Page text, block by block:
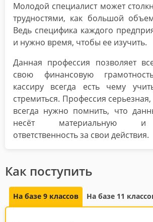
Молодой специалист может
трудностями, как большой
Ведь специфика каждого
и нужно время, чтобы ее изучить.
Данная профессия позволяет
свою финансовую
кассиру всегда есть чему
стремиться. Профессия серьезная,
всегда нужно помнить, что
несёт материальную и
ответственность за свои действия.
Как поступить
На базе 9 классов На базе 11